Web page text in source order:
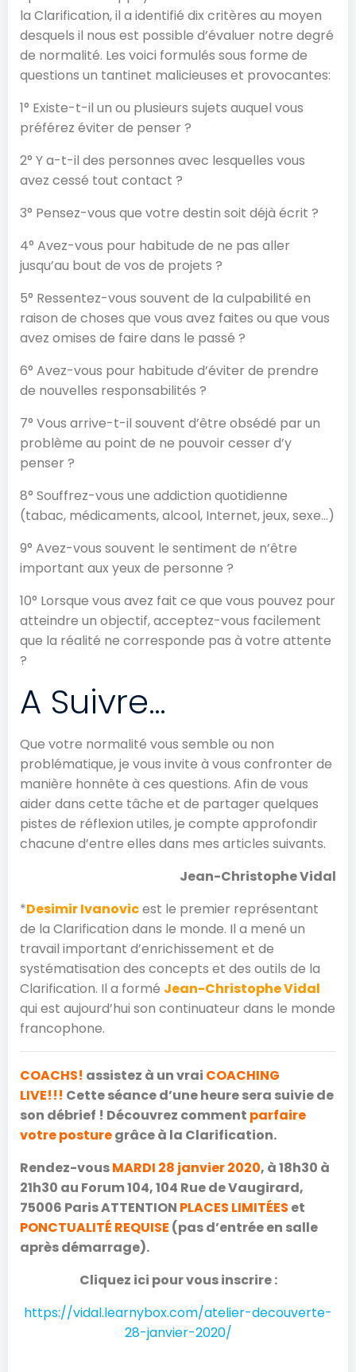
la Clarification, il a identifié dix critères au moyen
desquels il nous est possible d’évaluer notre degré
de normalité. Les voici formulés sous forme de
questions un tantinet malicieuses et provocantes:
1° Existe-t-il un ou plusieurs sujets auquel vous
préférez éviter de penser ?
2° Y a-t-il des personnes avec lesquelles vous
avez cessé tout contact ?
3° Pensez-vous que votre destin soit déjà écrit ?
4° Avez-vous pour habitude de ne pas aller
jusqu’au bout de vos de projets ?
5° Ressentez-vous souvent de la culpabilité en
raison de choses que vous avez faites ou que vous
avez omises de faire dans le passé ?
6° Avez-vous pour habitude d’éviter de prendre
de nouvelles responsabilités ?
7° Vous arrive-t-il souvent d’être obsédé par un
problème au point de ne pouvoir cesser d’y
penser ?
8° Souffrez-vous une addiction quotidienne
(tabac, médicaments, alcool, Internet, jeux, sexe…)
9° Avez-vous souvent le sentiment de n’être
important aux yeux de personne ?
10° Lorsque vous avez fait ce que vous pouvez pour
atteindre un objectif, acceptez-vous facilement
que la réalité ne corresponde pas à votre attente
?
A Suivre…
Que votre normalité vous semble ou non
problématique, je vous invite à vous confronter de
manière honnête à ces questions. Afin de vous
aider dans cette tâche et de partager quelques
pistes de réflexion utiles, je compte approfondir
chacune d’entre elles dans mes articles suivants.
Jean-Christophe Vidal
*Desimir Ivanovicest le premier représentant
de la Clarification dans le monde. Il a mené un
travail important d’enrichissement et de
systématisation des concepts et des outils de la
Clarification. Il a formé Jean-Christophe Vidal
qui est aujourd’hui son continuateur dans le monde
francophone.
COACHS! assistez à un vrai COACHING
LIVE!!! Cette séance d’une heure sera suivie de
son débrief ! Découvrez comment parfaire
votre posturegrâce à la Clarification.
Rendez-vousMARDI 28 janvier 2020, à 18h30 à
21h30 au Forum 104, 104 Rue de Vaugirard,
75006 Paris ATTENTION PLACES LIMITÉES et
PONCTUALITÉ REQUISE (pas d’entrée en salle
après démarrage).
Cliquez ​ici ​pour vous inscrire :
https://vidal.learnybox.com/atelier-decouverte-
28-janvier-2020/